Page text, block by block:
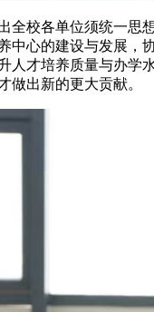
校各单位须统一思
中心的建设与发展，
人才培养质量与办学
做出新的更大贡献。